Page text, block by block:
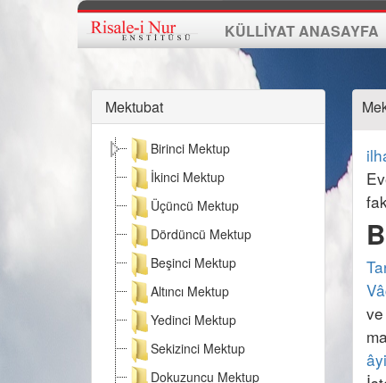
KÜLLİYAT ANASAYFA
Mektubat
Birinci Mektup
İkinci Mektup
Üçüncü Mektup
Dördüncü Mektup
Beşinci Mektup
Altıncı Mektup
Yedinci Mektup
Sekizinci Mektup
Dokuzuncu Mektup